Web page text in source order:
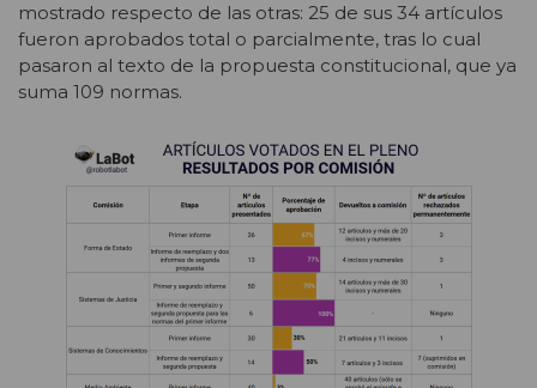
mostrado respecto de las otras: 25 de sus 34 artículos
fueron aprobados total o parcialmente, tras lo cual
pasaron al texto de la propuesta constitucional, que ya
suma 109 normas.